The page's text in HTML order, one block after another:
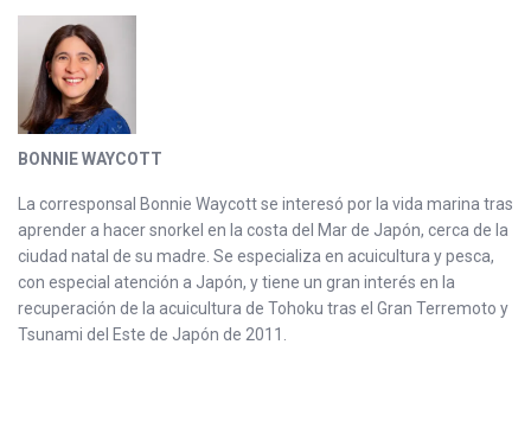
BONNIE WAYCOTT
La corresponsal Bonnie Waycott se interesó por la vida marina tras
aprender a hacer snorkel en la costa del Mar de Japón, cerca de la
ciudad natal de su madre. Se especializa en acuicultura y pesca,
con especial atención a Japón, y tiene un gran interés en la
recuperación de la acuicultura de Tohoku tras el Gran Terremoto y
Tsunami del Este de Japón de 2011.